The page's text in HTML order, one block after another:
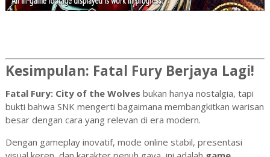
Kesimpulan: Fatal Fury Berjaya Lagi!
Fatal Fury: City of the Wolves bukan hanya nostalgia, tapi
bukti bahwa SNK mengerti bagaimana membangkitkan warisan
besar dengan cara yang relevan di era modern.
Dengan gameplay inovatif, mode online stabil, presentasi